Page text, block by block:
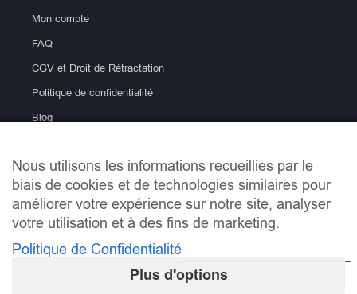
Mon compte
FAQ
CGV et Droit de Rétractation
Politique de confidentialité
Blog
info@lemondeducarrelage.fr | Copyright © Le Monde du
Carrelage
Nous utilisons les informations recueillies par le
biais de cookies et de technologies similaires pour
améliorer votre expérience sur notre site, analyser
votre utilisation et à des fins de marketing.
Politique de Confidentialité
Plus d'options